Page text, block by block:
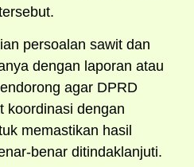
persoalan sawit dan
dengan laporan atau
agar DPRD
koordinasi dengan
memastikan hasil
benar ditindaklanjuti.